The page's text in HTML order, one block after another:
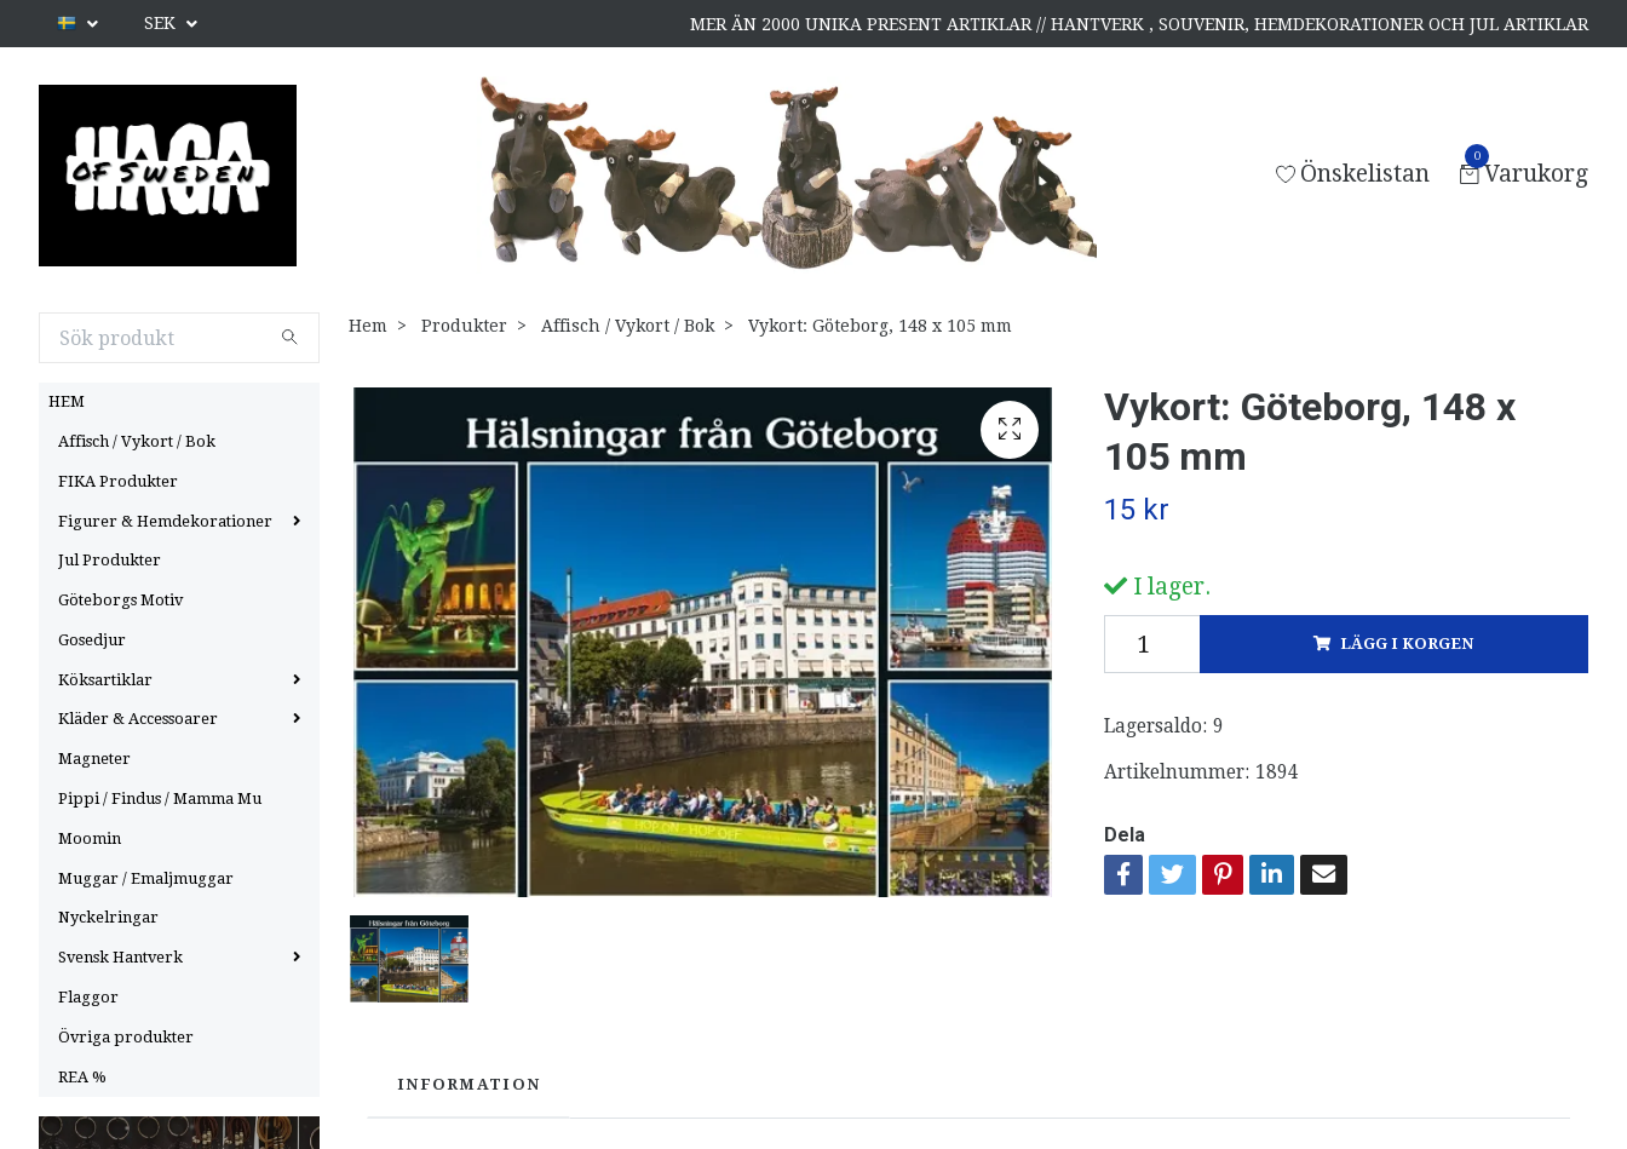
SEK MER ÄN 2000 UNIKA PRESENT ARTIKLAR // HANTVERK , SOUVENIR, HEMDEKORATIONER OCH JUL ARTIKLAR
Önskelistan
0
Varukorg
HEM
Affisch / Vykort / Bok
FIKA Produkter
Figurer & Hemdekorationer
Jul Produkter
Göteborgs Motiv
Gosedjur
Köksartiklar
Kläder & Accessoarer
Magneter
Pippi / Findus / Mamma Mu
Moomin
Muggar / Emaljmuggar
Nyckelringar
Svensk Hantverk
Flaggor
Övriga produkter
REA %
Hem Produkter Affisch / Vykort / Bok Vykort: Göteborg, 148 x 105 mm
Vykort: Göteborg, 148 x
105 mm
15 kr
I lager.
LÄGG I KORGEN
Lagersaldo: 9
Artikelnummer: 1894
Dela
INFORMATION